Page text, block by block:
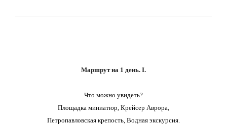
Маршрут на 1 день. I.
Что можно увидеть?
Площадка миниатюр, Крейсер Аврора,
Петропавловская крепость, Водная экскурсия.